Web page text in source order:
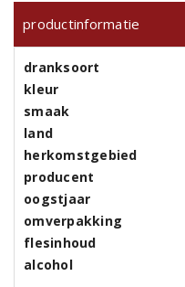
productinformatie
dranksoort
kleur
smaak
land
herkomstgebied
producent
oogstjaar
omverpakking
flesinhoud
alcohol